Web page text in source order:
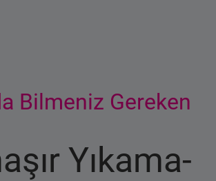
Bilmeniz Gereken
Yıkama-